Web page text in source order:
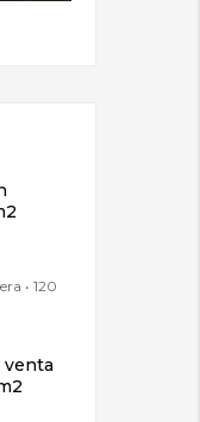
• 120
venta